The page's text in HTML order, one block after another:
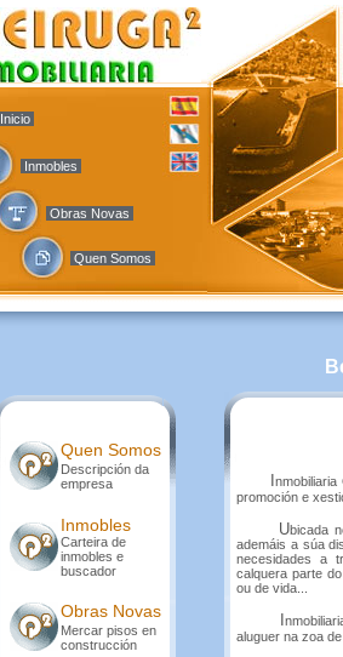
Inicio
Inmobles
Obras Novas
Quen Somos
Quen Somos
Descripción da
empresa
Inmobles
Carteira de
inmobles e
buscador
Obras Novas
Mercar pisos en
construcción
Inmobiliaria
promoción e
Ubicada
ademáis a súa
necesidades a
calquera parte
ou de vida...
I
aluguer na zoa